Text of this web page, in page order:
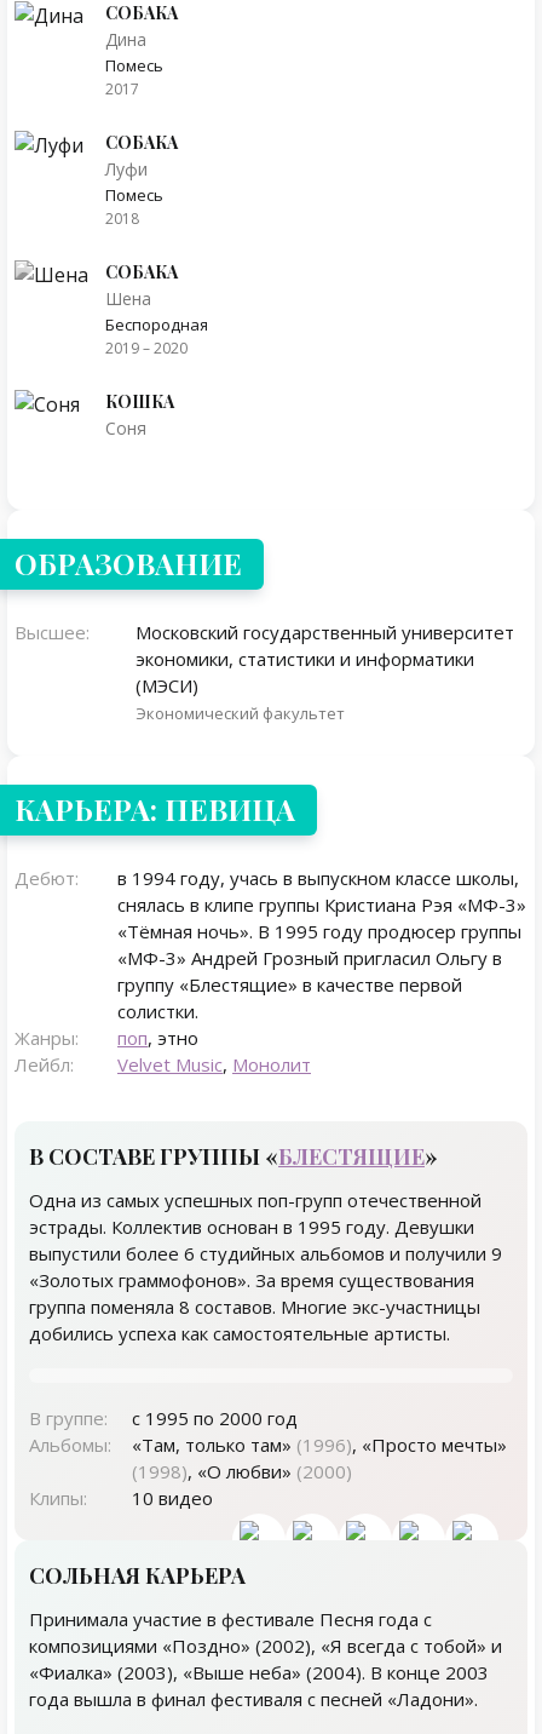
СОБАКА
Дина
Помесь
2017
СОБАКА
Луфи
Помесь
2018
СОБАКА
Шена
Беспородная
2019 – 2020
КОШКА
Соня
ОБРАЗОВАНИЕ
Высшее:
Московский государственный университет
экономики, статистики и информатики
(МЭСИ)
Экономический факультет
КАРЬЕРА: ПЕВИЦА
Дебют:
в 1994 году, учась в выпускном классе школы,
снялась в клипе группы Кристиана Рэя «МФ-3»
«Тёмная ночь». В 1995 году продюсер группы
«МФ-3» Андрей Грозный пригласил Ольгу в
группу «Блестящие» в качестве первой
солистки.
Жанры:
поп, этно
Лейбл:
Velvet Music, Монолит
В СОСТАВЕ ГРУППЫ «БЛЕСТЯЩИЕ»
Одна из самых успешных поп-групп отечественной
эстрады. Коллектив основан в 1995 году. Девушки
выпустили более 6 студийных альбомов и получили 9
«Золотых граммофонов». За время существования
группа поменяла 8 составов. Многие экс-участницы
добились успеха как самостоятельные артисты.
В группе:
с 1995 по 2000 год
Альбомы:
«Там, только там» (1996), «Просто мечты»
(1998), «О любви» (2000)
Клипы:
10 видео
СОЛЬНАЯ КАРЬЕРА
Принимала участие в фестивале Песня года с
композициями «Поздно» (2002), «Я всегда с тобой» и
«Фиалка» (2003), «Выше неба» (2004). В конце 2003
года вышла в финал фестиваля с песней «Ладони».